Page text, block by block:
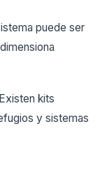
puede ser
Existen kits
y sistemas